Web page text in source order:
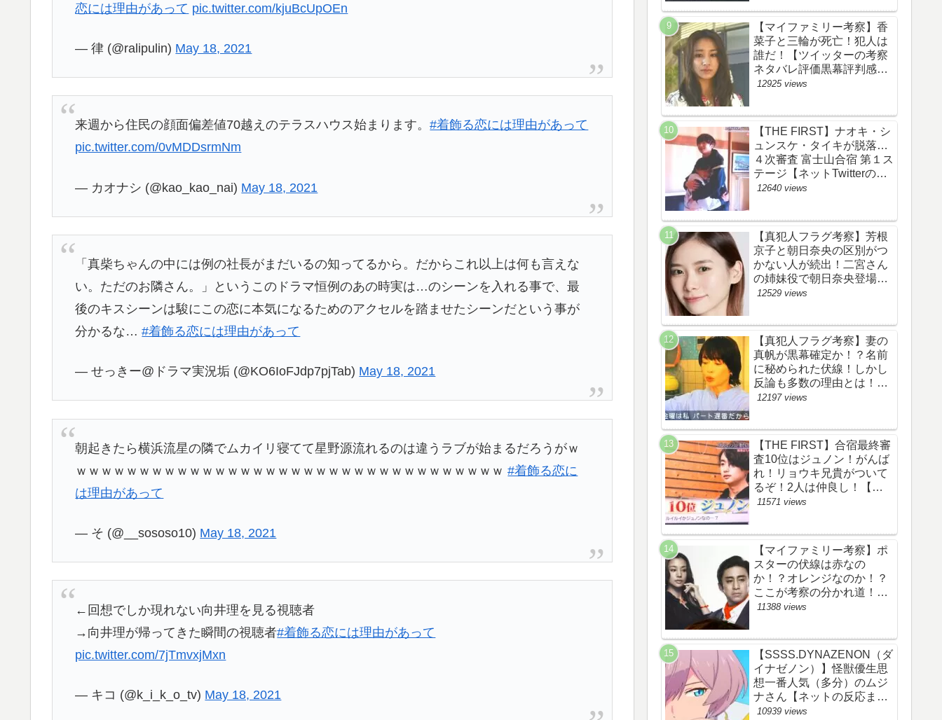
恋には理由があって pic.twitter.com/kjuBcUpOEn
— 律 (@ralipulin) May 18, 2021
来週から住民の顔面偏差値70越えのテラスハウス始まります。#着飾る恋には理由があって
pic.twitter.com/0vMDDsrmNm
— カオナシ (@kao_kao_nai) May 18, 2021
「真柴ちゃんの中には例の社長がまだいるの知ってるから。だからこれ以上は何も言えな
い。ただのお隣さん。」というこのドラマ恒例のあの時実は…のシーンを入れる事で、最
後のキスシーンは駿にこの恋に本気になるためのアクセルを踏ませたシーンだという事が
分かるな…#着飾る恋には理由があって
— せっきー@ドラマ実況垢 (@KO6IoFJdp7pjTab) May 18, 2021
朝起きたら横浜流星の隣でムカイリ寝てて星野源流れるのは違うラブが始まるだろうがｗ
ｗｗｗｗｗｗｗｗｗｗｗｗｗｗｗｗｗｗｗｗｗｗｗｗｗｗｗｗｗｗｗｗｗｗ#着飾る恋に
は理由があって
— そ (@__sososo10) May 18, 2021
←回想でしか現れない向井理を見る視聴者
→向井理が帰ってきた瞬間の視聴者#着飾る恋には理由があって
pic.twitter.com/7jTmvxjMxn
— キコ (@k_i_k_o_tv) May 18, 2021
め・スッキリ・
BE:FIRST・ビーファース
ト】
【マイファミリー考察】香
菜子と三輪が死亡！犯人は
誰だ！【ツイッターの考察
ネタバレ評価黒幕評判感想
批判原作犯人キャスト脚本
12925 views
【THE FIRST】ナオキ・シ
ュンスケ・タイキが脱落…
４次審査 富士山合宿 第１ス
テージ【ネットTwitterのネ
タバレ感想考察評価評判ま
ァースト】
12640 views
【真犯人フラグ考察】芳根
京子と朝日奈央の区別がつ
かない人が続出！二宮さん
の姉妹役で朝日奈央登場
か！【ネット・ツイッター
ト黒幕伏線まとめ】
12529 views
【真犯人フラグ考察】妻の
真帆が黒幕確定か！？名前
に秘められた伏線！しかし
反論も多数の理由とは！
【ネット・ツイッターの考
幕伏線まとめ】
12197 views
【THE FIRST】合宿最終審
査10位はジュノン！がんば
れ！リョウキ兄貴がついて
るぞ！2人は仲良し！【ザ
ファースト・ネット・ツイ
リ・BE:FIRST・ビーファ
ースト・JUNON・
RYOKI】
11571 views
【マイファミリー考察】ポ
スターの伏線は赤なの
か！？オレンジなのか！？
ここが考察の分かれ道！
【ツイッターの考察ネタバ
じ伏線まとめ】
11388 views
【SSSS.DYNAZENON（ダ
イナゼノン）】怪獣優生思
想一番人気（多分）のムジ
ナさん【ネットの反応まと
め】
10939 views